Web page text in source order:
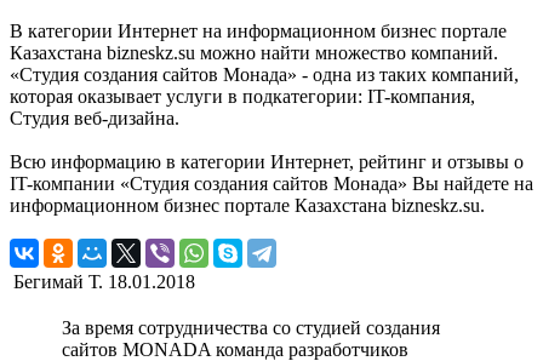
В категории Интернет на информационном бизнес портале
Казахстана bizneskz.su можно найти множество компаний.
«Студия создания сайтов Монада» - одна из таких компаний,
которая оказывает услуги в подкатегории: IT-компания,
Студия веб-дизайна.
Всю информацию в категории Интернет, рейтинг и отзывы о
IT-компании «Студия создания сайтов Монада» Вы найдете на
информационном бизнес портале Казахстана bizneskz.su.
Бегимай Т. 18.01.2018
За время сотрудничества со студией создания
сайтов MONADA команда разработчиков